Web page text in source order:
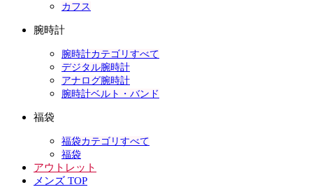
カフス
腕時計
腕時計カテゴリすべて
デジタル腕時計
アナログ腕時計
腕時計ベルト・バンド
福袋
福袋カテゴリすべて
福袋
アウトレット
メンズ TOP